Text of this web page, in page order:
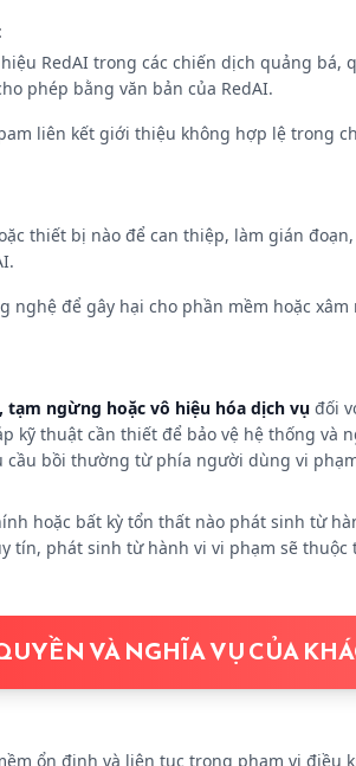
RedAI trong các chiến dịch quảng bá,
phép bằng văn bản của RedAI.
liên kết giới thiệu không hợp lệ trong
thiết bị nào để can thiệp, làm gián
nghệ để gây hại cho phần mềm hoặc
ngừng hoặc vô hiệu hóa dịch vụ đối
kỹ thuật cần thiết để bảo vệ hệ thống và
cầu bồi thường từ phía người dùng vi
hoặc bất kỳ tổn thất nào phát sinh từ
tín, phát sinh từ hành vi vi phạm sẽ
VÀ NGHĨA VỤ CỦA
ổn định và liên tục trong phạm vi điều